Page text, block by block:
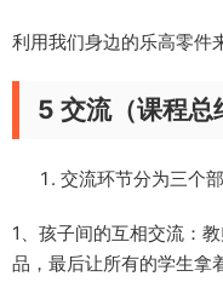
利用我们身边的乐高零件
5 交流（课程总
交流环节分为三个
1、孩子间的互相交流：
品，最后让所有的学生拿